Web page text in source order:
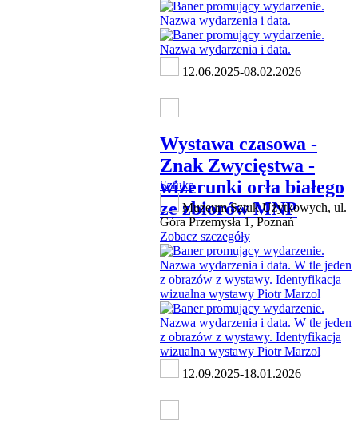
12.06.2025-08.02.2026
Wystawa czasowa -
Znak Zwycięstwa -
wizerunki orła białego
ze zbiorów MNP
Sztuka
Muzeum Sztuk Użytkowych, ul.
Góra Przemysła 1, Poznań
Zobacz szczegóły
12.09.2025-18.01.2026